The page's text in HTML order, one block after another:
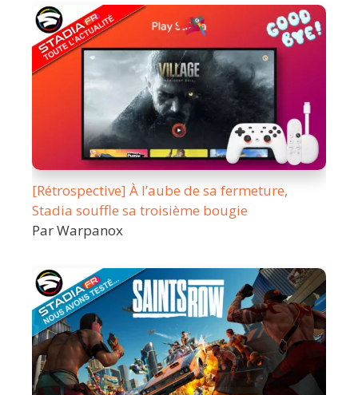
[Rétrospective] À l’aube de sa fermeture,
Stadia souffle sa troisième bougie
Par Warpanox